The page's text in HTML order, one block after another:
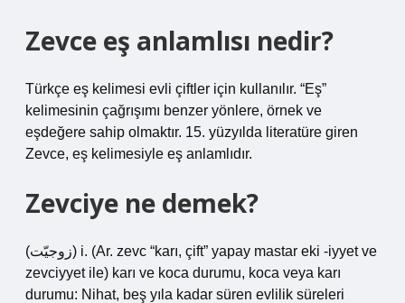
Zevce eş anlamlısı nedir?
Türkçe eş kelimesi evli çiftler için kullanılır. “Eş”
kelimesinin çağrışımı benzer yönlere, örnek ve
eşdeğere sahip olmaktır. 15. yüzyılda literatüre giren
Zevce, eş kelimesiyle eş anlamlıdır.
Zevciye ne demek?
(ﺯﻭﺟﻴّﺖ) i. (Ar. zevc “karı, çift” yapay mastar eki -iyyet ve
zevciyyet ile) karı ve koca durumu, koca veya karı
durumu: Nihat, beş yıla kadar süren evlilik süreleri